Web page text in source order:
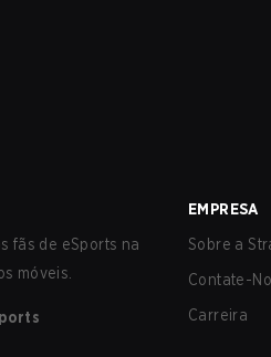
fãs de eSports na
móveis.
EMPRESA
Sobre a
Contate-
Carreira